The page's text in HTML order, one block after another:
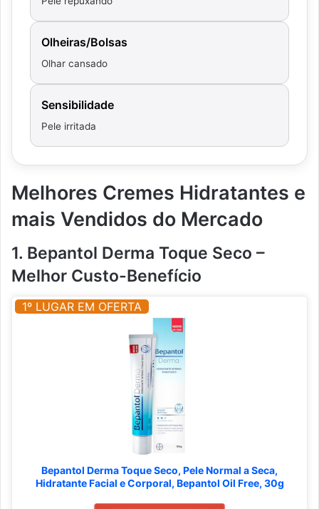
Olheiras/Bolsas
Olhar cansado
Sensibilidade
Pele irritada
Melhores Cremes Hidratantes e
mais Vendidos do Mercado
1. Bepantol Derma Toque Seco –
Melhor Custo-Benefício
1º LUGAR EM OFERTA
Bepantol Derma Toque Seco, Pele Normal a Seca,
Hidratante Facial e Corporal, Bepantol Oil Free, 30g